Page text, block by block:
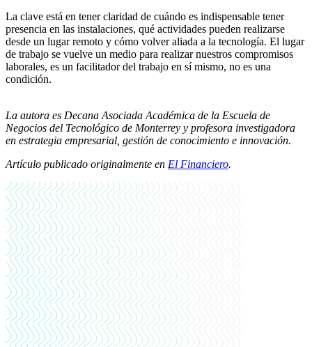
La clave está en tener claridad de cuándo es indispensable tener
presencia en las instalaciones, qué actividades pueden realizarse
desde un lugar remoto y cómo volver aliada a la tecnología. El lugar
de trabajo se vuelve un medio para realizar nuestros compromisos
laborales, es un facilitador del trabajo en sí mismo, no es una
condición.
La autora es Decana Asociada Académica de la Escuela de
Negocios del Tecnológico de Monterrey y profesora investigadora
en estrategia empresarial, gestión de conocimiento e innovación.
Artículo publicado originalmente en El Financiero.